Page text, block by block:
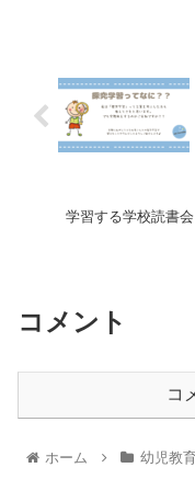
学習する学校読書
コメント
コ
ホーム 幼児教